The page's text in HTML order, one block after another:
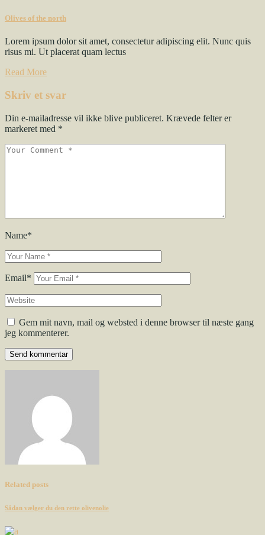
Olives of the north
Lorem ipsum dolor sit amet, consectetur adipiscing elit. Nunc quis
risus mi. Ut placerat quam lectus
Read More
Skriv et svar
Din e-mailadresse vil ikke blive publiceret. Krævede felter er
markeret med *
Name*
Email*
Gem mit navn, mail og websted i denne browser til næste gang
jeg kommenterer.
Send kommentar
Related posts
Sådan vælger du den rette olivenolie